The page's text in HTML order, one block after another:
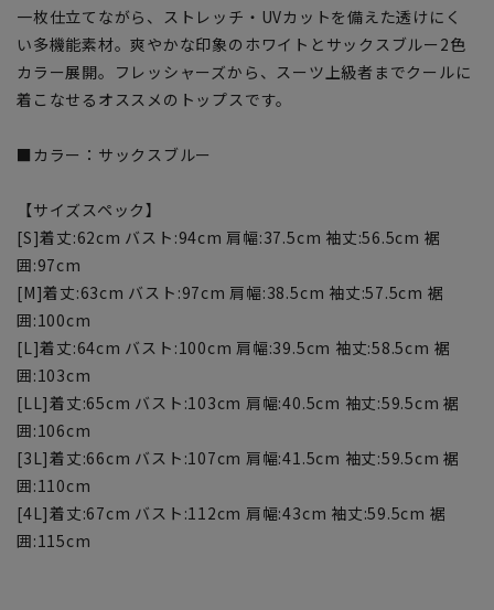
一枚仕立てながら、ストレッチ・UVカットを備えた透けにく
い多機能素材。爽やかな印象のホワイトとサックスブルー2色
カラー展開。フレッシャーズから、スーツ上級者までクールに
着こなせるオススメのトップスです。
■カラー：サックスブルー
【サイズスペック】
[S]着丈:62cm バスト:94cm 肩幅:37.5cm 袖丈:56.5cm 裾
囲:97cm
[M]着丈:63cm バスト:97cm 肩幅:38.5cm 袖丈:57.5cm 裾
囲:100cm
[L]着丈:64cm バスト:100cm 肩幅:39.5cm 袖丈:58.5cm 裾
囲:103cm
[LL]着丈:65cm バスト:103cm 肩幅:40.5cm 袖丈:59.5cm 裾
囲:106cm
[3L]着丈:66cm バスト:107cm 肩幅:41.5cm 袖丈:59.5cm 裾
囲:110cm
[4L]着丈:67cm バスト:112cm 肩幅:43cm 袖丈:59.5cm 裾
囲:115cm